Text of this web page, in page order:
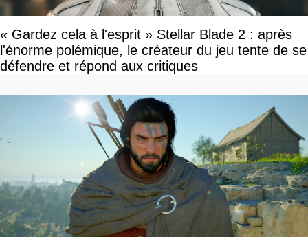
« Gardez cela à l'esprit » Stellar Blade 2 : après
l'énorme polémique, le créateur du jeu tente de se
défendre et répond aux critiques